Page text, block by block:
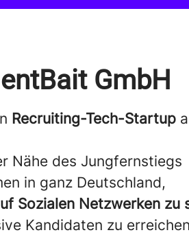
GmbH
Recruiting-Tech-Startup
Nähe des Jungfernstiegs
in ganz Deutschland,
Sozialen Netzwerken zu
Kandidaten zu